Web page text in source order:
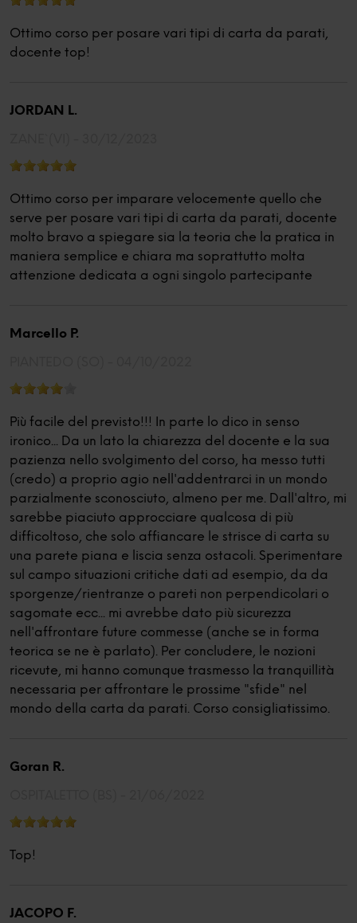
Ottimo corso per posare vari tipi di carta da parati,
docente top!
JORDAN L.
Ottimo corso per imparare velocemente quello che
serve per posare vari tipi di carta da parati, docente
molto bravo a spiegare sia la teoria che la pratica in
maniera semplice e chiara ma soprattutto molta
attenzione dedicata a ogni singolo partecipante
Marcello P.
Più facile del previsto!!! In parte lo dico in senso
ironico... Da un lato la chiarezza del docente e la sua
pazienza nello svolgimento del corso, ha messo tutti
(credo) a proprio agio nell'addentrarci in un mondo
parzialmente sconosciuto, almeno per me. Dall'altro, mi
sarebbe piaciuto approcciare qualcosa di più
difficoltoso, che solo affiancare le strisce di carta su
una parete piana e liscia senza ostacoli. Sperimentare
sul campo situazioni critiche dati ad esempio, da da
sporgenze/rientranze o pareti non perpendicolari o
sagomate ecc... mi avrebbe dato più sicurezza
nell'affrontare future commesse (anche se in forma
teorica se ne è parlato). Per concludere, le nozioni
ricevute, mi hanno comunque trasmesso la tranquillità
necessaria per affrontare le prossime "sfide" nel
mondo della carta da parati. Corso consigliatissimo.
Goran R.
Top!
JACOPO F.